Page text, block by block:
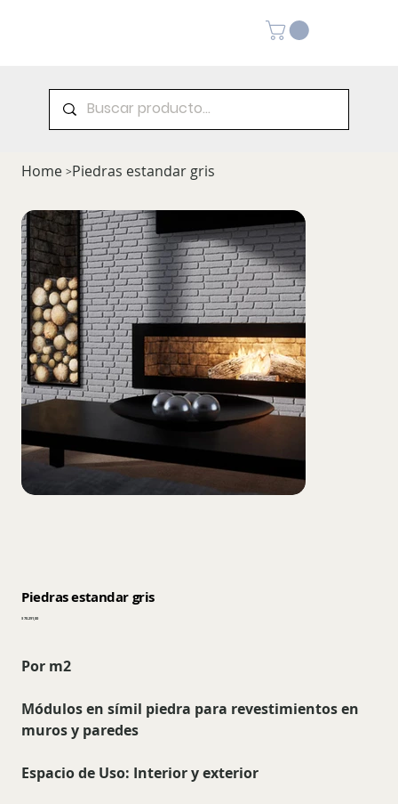
Home >Piedras estandar gris
Piedras estandar gris
Precio
$ 70.291,00
Por m2
Módulos en símil piedra para revestimientos en
muros y paredes
Espacio de Uso: Interior y exterior